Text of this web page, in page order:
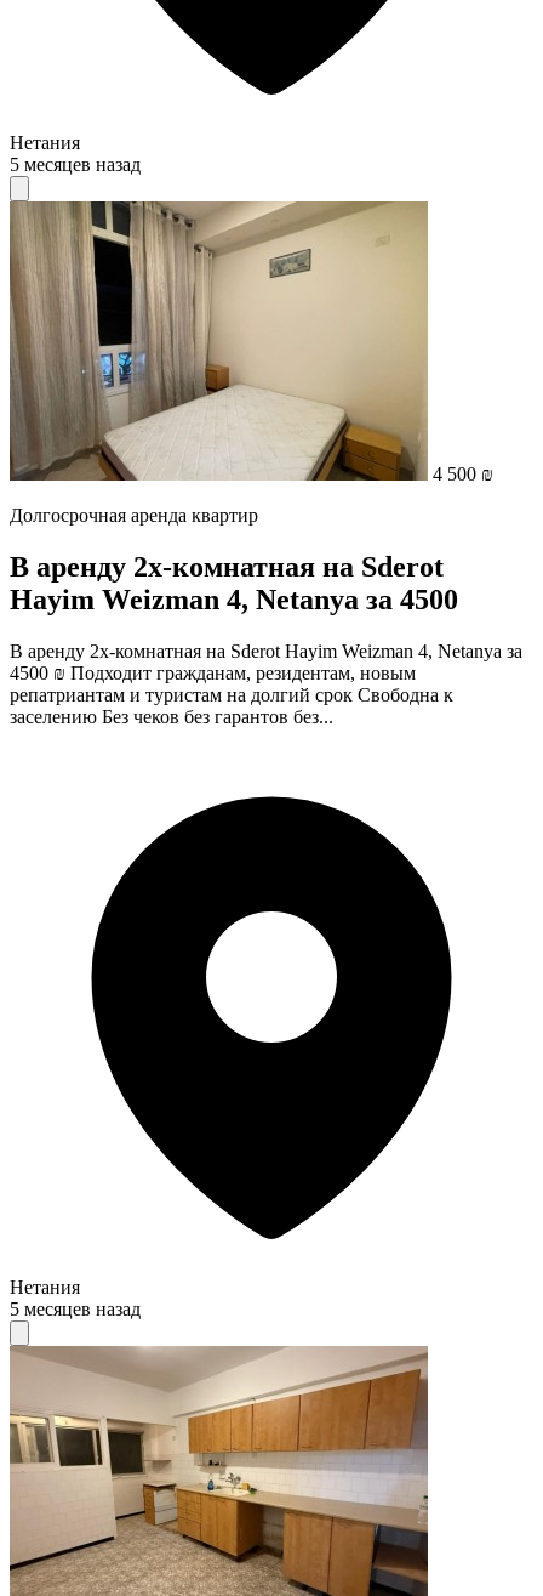
Нетания
5 месяцев назад
4 500 ₪
Долгосрочная аренда квартир
В аренду 2х-комнатная на Sderot
Hayim Weizman 4, Netanya за 4500
В аренду 2х-комнатная на Sderot Hayim Weizman 4, Netanya за
4500 ₪ Подходит гражданам, резидентам, новым
репатриантам и туристам на долгий срок Свободна к
заселению Без чеков без гарантов без...
Нетания
5 месяцев назад